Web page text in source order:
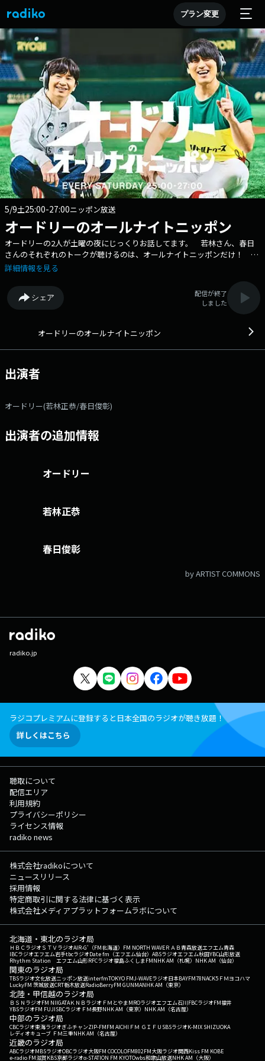
プラン変更
5/9土25:00-27:00ニッポン放送
オードリーのオールナイトニッポン
オードリーの2人が土曜の夜にじっくりお話してます。 若林さん、春日
さんのそれぞれのトークが聴けるのは、オールナイトニッポンだけ！ テ
レビでは見せない2人の「素」を是非お聴きください！ ■1:00～1:45
～ 春日フリートーク ■2:35頃～ 「チン！」のコーナー ■2:45
頃～ 「レッツ春日語！」のコーナー ■2:50頃～ 「死んでもやめん
じゃねーぞ！」 ■2:54頃～ エンディングトーク ※トークが長く
kw@allnightnippon.com 番組ホームページはこちら twitterハッシ
詳細情報を見る
シェア
配信が終了
しました
オードリーのオールナイトニッポン
出演者
オードリー(若林正恭/春日俊彰)
出演者の追加情報
オードリー
若林正恭
春日俊彰
by ARTIST COMMONS
radiko.jp
ラジコプレミアムに登録すると日本全国のラジオが聴き放題！
詳しくはこちら
聴取について
配信エリア
利用規約
プライバシーポリシー
ライセンス情報
radiko news
株式会社radikoについて
ニュースリリース
採用情報
特定商取引に関する法律に基づく表示
株式会社メディアプラットフォームラボについて
北海道・東北のラジオ局
ＨＢＣラジオＳＴＶラジオAIR-G'（FM北海道） FM NORTH WAVEＲＡＢ青森放送エフエム青森
IBCラジオエフエム岩手tbcラジオDate fm（エフエム仙台） ABSラジオエフエム秋田YBC山形放送
Rhythm Station エフエム山形RFCラジオ福島ふくしまFMNHK AM（札幌） NHK AM（仙台）
関東のラジオ局
TBSラジオ文化放送ニッポン放送interfmTOKYO FMJ-WAVEラジオ日本BAYFM78NACK5 ＦＭヨコハマ
LuckyFM 茨城放送CRT栃木放送RadioBerryFM GUNMANHK AM（東京）
北陸・甲信越のラジオ局
ＢＳＮラジオFM NIIGATAＫＮＢラジオ ＦＭとやまMROラジオエフエム石川FBCラジオFM福井
YBSラジオFM FUJISBCラジオ ＦＭ長野NHK AM（東京） NHK AM（名古屋）
中部のラジオ局
CBCラジオ東海ラジオぎふチャンZIP-FMFM AICHI ＦＭ ＧＩＦＵ SBSラジオK-MIX SHIZUOKA
レディオキューブ ＦＭ三重NHK AM（名古屋）
近畿のラジオ局
ABCラジオMBSラジオOBCラジオ大阪FM COCOLOFM802FM大阪ラジオ関西Kiss FM KOBE
e-radio FM滋賀KBS京都ラジオα-STATION FM KYOTOwbs和歌山放送NHK AM（大阪）